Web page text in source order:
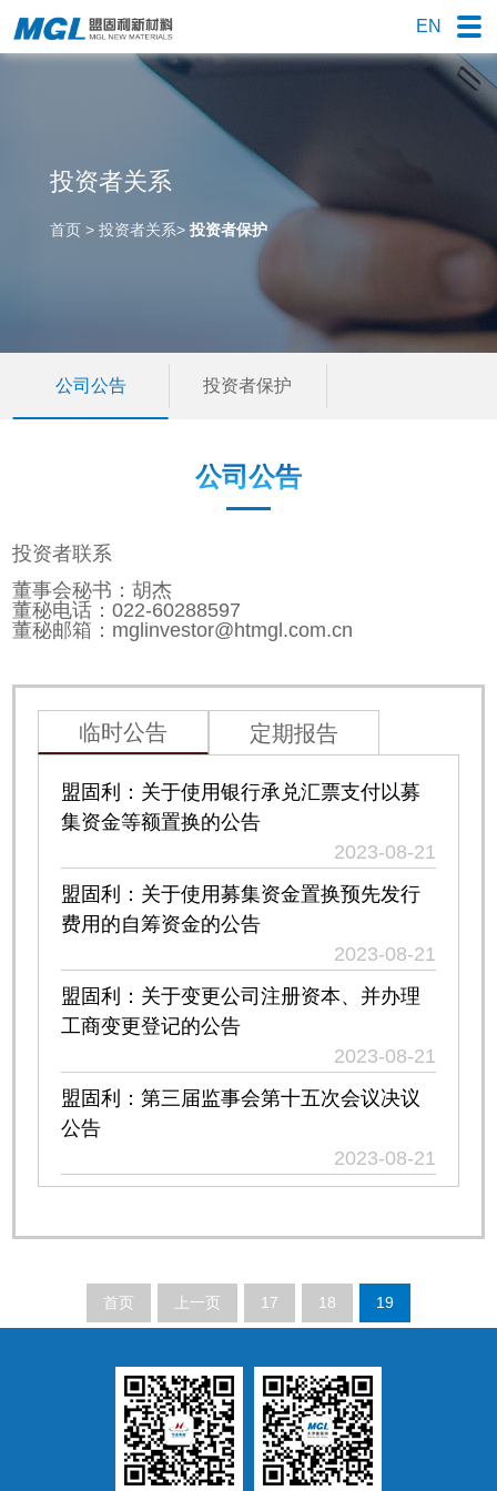
EN
投资者关系
首页> 投资者关系> 投资者保护
公司公告 投资者保护
公司公告
投资者联系
董事会秘书：胡杰
董秘电话：022-60288597
董秘邮箱：mglinvestor@htmgl.com.cn
临时公告 定期报告
盟固利：关于使用银行承兑汇票支付以募
集资金等额置换的公告
2023-08-21
盟固利：关于使用募集资金置换预先发行
费用的自筹资金的公告
2023-08-21
盟固利：关于变更公司注册资本、并办理
工商变更登记的公告
2023-08-21
盟固利：第三届监事会第十五次会议决议
公告
2023-08-21
议公告
盟固利：关于公司股价异动的公告
2023-08-17
盟固利：关于签订募集资金三方监管协议
2023-08-10
盟固利：关于公司股价涨幅较大的风险提
首页 上一页 17 18 19